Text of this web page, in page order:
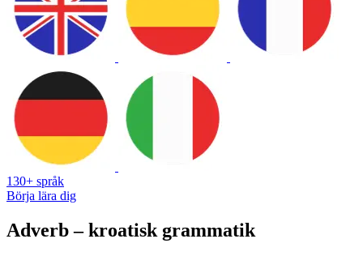
130+ språk
Börja lära dig
Adverb – kroatisk grammatik